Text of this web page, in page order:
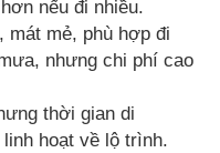
nếu đi nhiều.
mát mẻ, phù hợp đi
nhưng chi phí cao
thời gian di
hoạt về lộ trình.